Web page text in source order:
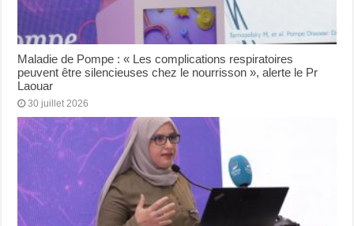
Maladie de Pompe : « Les complications respiratoires
peuvent être silencieuses chez le nourrisson », alerte le Pr
Laouar
30 juillet 2026